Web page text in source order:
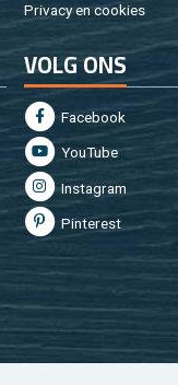
Pri­va­cy en coo­kies
VOLG ONS
Fa­cebook
You­Tu­be
In­st­agram
Pin­te­rest